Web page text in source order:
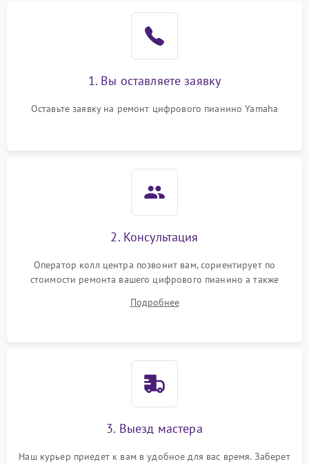
1. Вы оставляете заявку
Оставьте заявку на ремонт цифрового пианино Yamaha
2. Консультация
Оператор колл центра позвонит вам, сориентирует по
стоимости ремонта вашего цифрового пианино а также
Подробнее
3. Выезд мастера
Наш курьер приедет к вам в удобное для вас время. Заберет